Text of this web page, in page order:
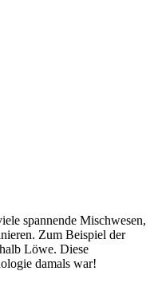
spannende Mischwesen,
Zum Beispiel der
Löwe. Diese
damals war!